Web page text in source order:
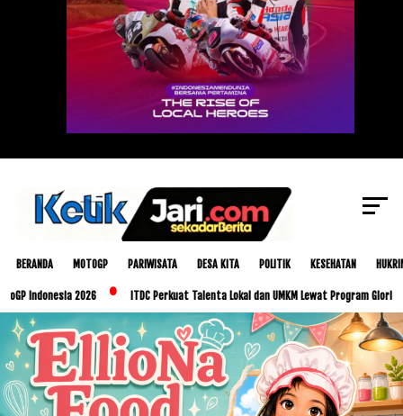
BERANDA MOTOGP PARIWISATA DESA KITA POLITIK KESEHATAN
2026 ITDC Perkuat Talenta Lokal dan UMKM Lewat Program Glorious Golo Mori